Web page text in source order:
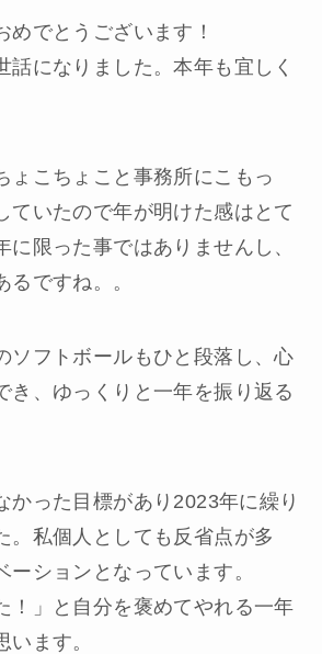
めでとうございます！
話になりました。本年も宜しく
ょこちょこと事務所にこもっ
ていたので年が明けた感はとて
に限った事ではありませんし、
ですね。。
ソフトボールもひと段落し、心
き、ゆっくりと一年を振り返る
かった目標があり2023年に繰り
。私個人としても反省点が多
ーションとなっています。
！」と自分を褒めてやれる一年
います。